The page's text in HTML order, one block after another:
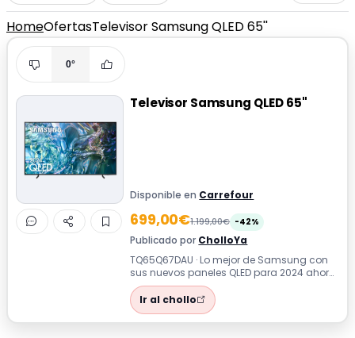
HomeOfertasTelevisor Samsung QLED 65''
0°
Televisor Samsung QLED 65''
Disponible en Carrefour
699,00€1.199,00€ -42%
Publicado por CholloYa
TQ65Q67DAU · Lo mejor de Samsung con
sus nuevos paneles QLED para 2024 ahora
puede ser tuyo a un precio increíble. Di...
Ir al chollo